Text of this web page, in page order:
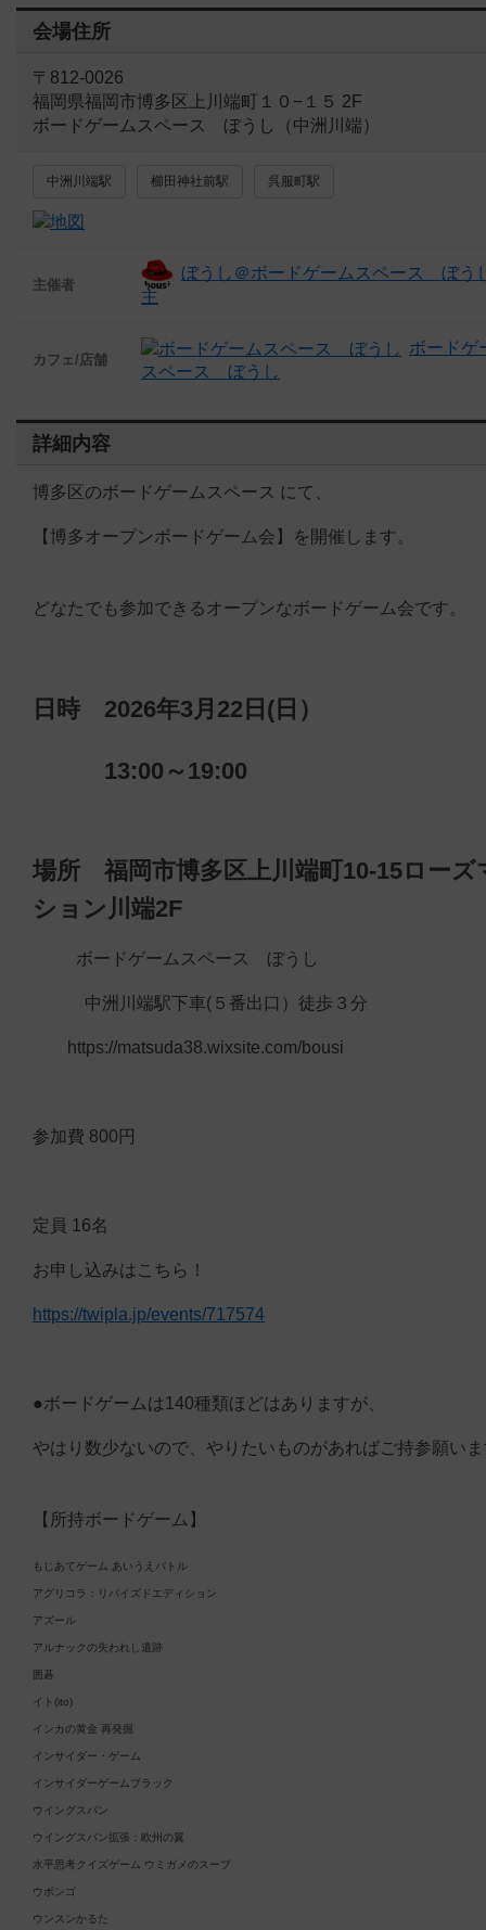
会場住所
〒812-0026
福岡県福岡市博多区上川端町１０−１５ 2F
ボードゲームスペース ぼうし（中洲川端）
中洲川端駅 櫛田神社前駅 呉服町駅
主催者
ぼうし＠ボードゲームスペース ぼう
主
カフェ/店舗
ボードゲ
スペース ぼうし
詳細内容
博多区のボードゲームスペース にて、
【博多オープンボードゲーム会】を開催します。
どなたでも参加できるオープンなボードゲーム会です。
日時 2026年3月22日(日）
13:00～19:00
場所 福岡市博多区上川端町10-15ローズ
ション川端2F
ボードゲームスペース ぼうし
中洲川端駅下車(５番出口）徒歩３分
https://matsuda38.wixsite.com/bousi
参加費 800円
定員 16名
お申し込みはこちら！
https://twipla.jp/events/717574
●ボードゲームは140種類ほどはありますが、
やはり数少ないので、やりたいものがあればご持参願い
【所持ボードゲーム】
もじあてゲーム あいうえバトル
アグリコラ：リバイズドエディション
アズール
アルナックの失われし遺跡
囲碁
イト(ito)
インカの黄金 再発掘
インサイダー・ゲーム
インサイダーゲームブラック
ウイングスパン
ウイングスパン拡張：欧州の翼
水平思考クイズゲーム ウミガメのスープ
ウボンゴ
ウンスンかるた